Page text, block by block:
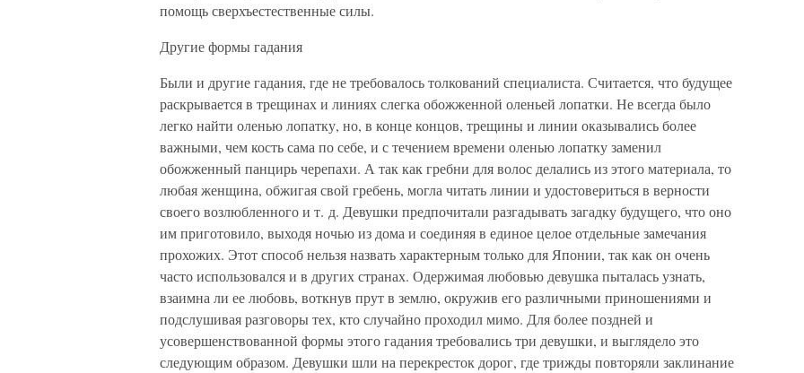
помощь сверхъестественные силы.
Другие формы гадания
Были и другие гадания, где не требовалось толкований специалиста. Считается, что будущее
раскрывается в трещинах и линиях слегка обожженной оленьей лопатки. Не всегда было
легко найти оленью лопатку, но, в конце концов, трещины и линии оказывались более
важными, чем кость сама по себе, и с течением времени оленью лопатку заменил
обожженный панцирь черепахи. А так как гребни для волос делались из этого материала, то
любая женщина, обжигая свой гребень, могла читать линии и удостовериться в верности
своего возлюбленного и т. д. Девушки предпочитали разгадывать загадку будущего, что оно
им приготовило, выходя ночью из дома и соединяя в единое целое отдельные замечания
прохожих. Этот способ нельзя назвать характерным только для Японии, так как он очень
часто использовался и в других странах. Одержимая любовью девушка пыталась узнать,
взаимна ли ее любовь, воткнув прут в землю, окружив его различными приношениями и
подслушивая разговоры тех, кто случайно проходил мимо. Для более поздней и
усовершенствованной формы этого гадания требовались три девушки, и выглядело это
следующим образом. Девушки шли на перекресток дорог, где трижды повторяли заклинание